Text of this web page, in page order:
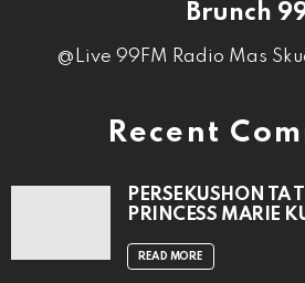
Brunch
@Live 99FM Radio Mas
Recent
PERSEKUSHON TA
PRINCESS MARIE
READ MORE